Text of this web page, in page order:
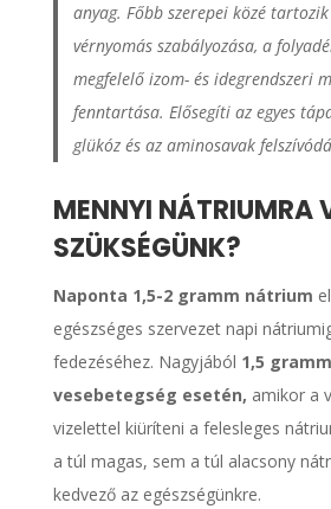
anyag. Főbb szerepei közé
vérnyomás szabályozása, a
megfelelő izom- és idegrendszeri
fenntartása. Elősegíti az egyes
glükóz és az aminosavak
MENNYI NÁTRIUMRA
SZÜKSÉGÜNK?
Naponta 1,5-2 gramm nátrium
egészséges szervezet napi
fedezéséhez. Nagyjából 1,5
vesebetegség esetén, amikor a
vizelettel kiüríteni a felesleges
a túl magas, sem a túl alacsony
kedvező az egészségünkre.